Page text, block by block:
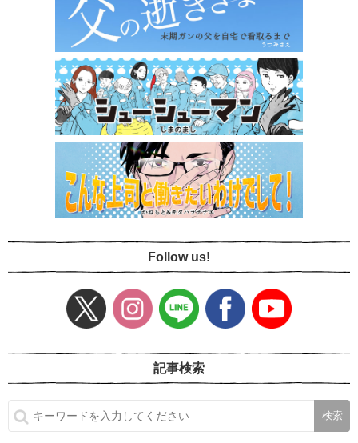
Follow us!
記事検索